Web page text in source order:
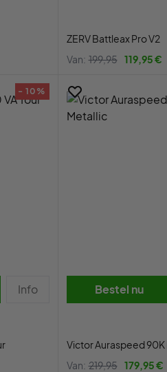
ZERV Battleax Pro V2
Van: 199,95 119,95 €
- 10%
Info Bestel nu
Victor Auraspeed 90K
Van: 219,95 179,95 €